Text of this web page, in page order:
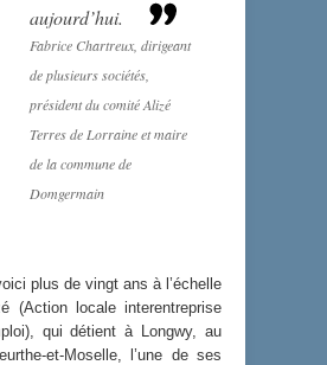
aujourd’hui.
Fabrice Chartreux, dirigeant
de plusieurs sociétés,
président du comité Alizé
Terres de Lorraine et maire
de la commune de
Domgermain
plus de vingt ans à l’échelle
(Action locale interentreprise
qui détient à Longwy, au
et-Moselle, l’une de ses